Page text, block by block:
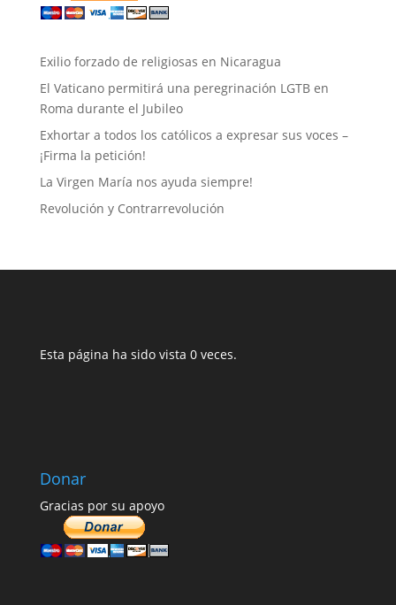
Exilio forzado de religiosas en Nicaragua
El Vaticano permitirá una peregrinación LGTB en
Roma durante el Jubileo
Exhortar a todos los católicos a expresar sus voces –
¡Firma la petición!
La Virgen María nos ayuda siempre!
Revolución y Contrarrevolución
Esta página ha sido vista 0 veces.
Donar
Gracias por su apoyo